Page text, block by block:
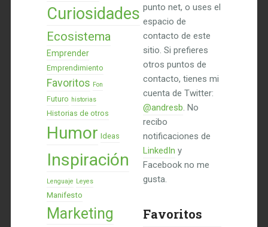
Curiosidades
Ecosistema
Emprender
Emprendimiento
Favoritos Fon
Futuro historias
Historias de otros
Humor Ideas
Inspiración
Lenguaje Leyes
Manifesto
Marketing
punto net, o uses el
espacio de
contacto de este
sitio. Si prefieres
otros puntos de
contacto, tienes mi
cuenta de Twitter:
@andresb. No
recibo
notificaciones de
LinkedIn y
Facebook no me
gusta.
Favoritos